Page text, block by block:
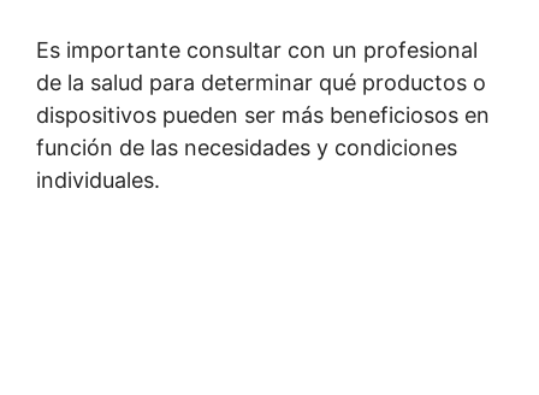
Es importante consultar con un profesional
de la salud para determinar qué productos o
dispositivos pueden ser más beneficiosos en
función de las necesidades y condiciones
individuales.